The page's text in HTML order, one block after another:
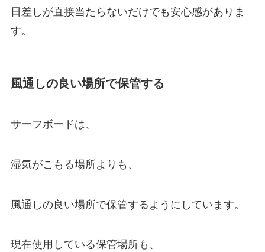
日差しが直接当たらないだけでも安心感がありま
す。
風通しの良い場所で保管する
サーフボードは、
湿気がこもる場所よりも、
風通しの良い場所で保管するようにしています。
現在使用している保管場所も、